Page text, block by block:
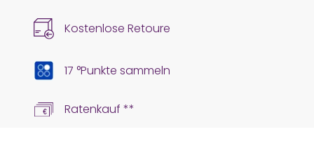
Kostenlose Retoure
17 °Punkte sammeln
Ratenkauf **